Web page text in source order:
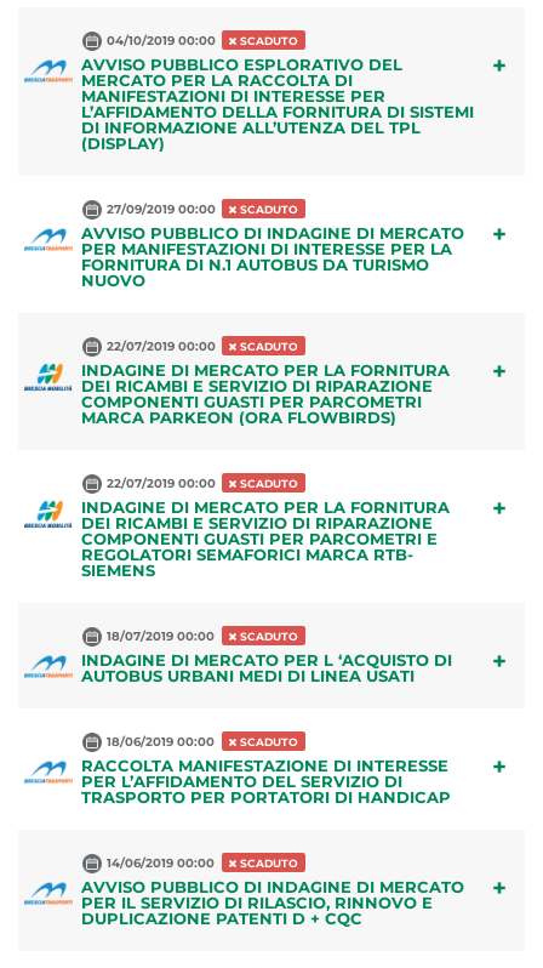
04/10/2019 00:00 SCADUTO
AVVISO PUBBLICO ESPLORATIVO DEL
MERCATO PER LA RACCOLTA DI
MANIFESTAZIONI DI INTERESSE PER
L’AFFIDAMENTO DELLA FORNITURA DI SISTEMI
DI INFORMAZIONE ALL’UTENZA DEL TPL
(DISPLAY)
+
27/09/2019 00:00 SCADUTO
AVVISO PUBBLICO DI INDAGINE DI MERCATO
PER MANIFESTAZIONI DI INTERESSE PER LA
FORNITURA DI N.1 AUTOBUS DA TURISMO
NUOVO
+
22/07/2019 00:00 SCADUTO
INDAGINE DI MERCATO PER LA FORNITURA
DEI RICAMBI E SERVIZIO DI RIPARAZIONE
COMPONENTI GUASTI PER PARCOMETRI
MARCA PARKEON (ORA FLOWBIRDS)
+
22/07/2019 00:00 SCADUTO
INDAGINE DI MERCATO PER LA FORNITURA
DEI RICAMBI E SERVIZIO DI RIPARAZIONE
COMPONENTI GUASTI PER PARCOMETRI E
REGOLATORI SEMAFORICI MARCA RTB-
SIEMENS
+
18/07/2019 00:00 SCADUTO
INDAGINE DI MERCATO PER L ‘ACQUISTO DI
AUTOBUS URBANI MEDI DI LINEA USATI
+
18/06/2019 00:00 SCADUTO
RACCOLTA MANIFESTAZIONE DI INTERESSE
PER L’AFFIDAMENTO DEL SERVIZIO DI
TRASPORTO PER PORTATORI DI HANDICAP
+
14/06/2019 00:00 SCADUTO
AVVISO PUBBLICO DI INDAGINE DI MERCATO
PER IL SERVIZIO DI RILASCIO, RINNOVO E
DUPLICAZIONE PATENTI D + CQC
+